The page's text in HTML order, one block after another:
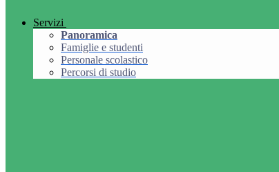
Servizi
Panoramica
Famiglie e studenti
Personale scolastico
Percorsi di studio